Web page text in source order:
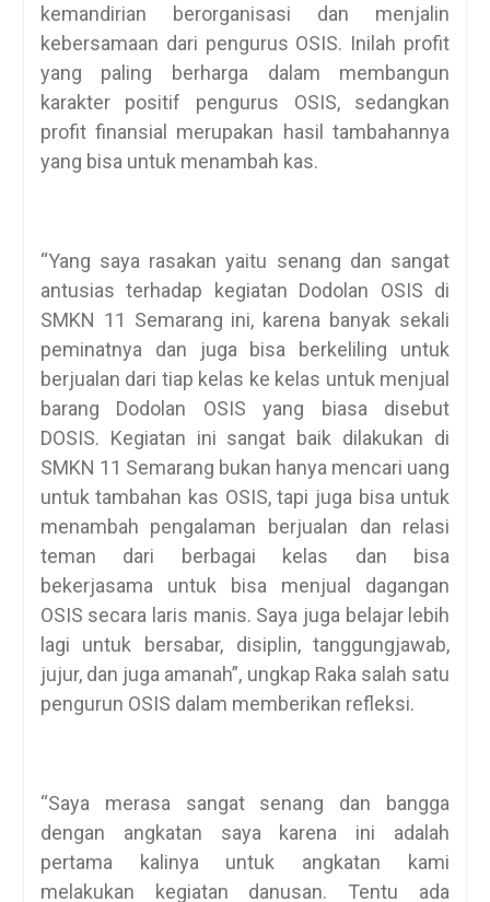
kemandirian berorganisasi dan menjalin
kebersamaan dari pengurus OSIS. Inilah profit
yang paling berharga dalam membangun
karakter positif pengurus OSIS, sedangkan
profit finansial merupakan hasil tambahannya
yang bisa untuk menambah kas.
“Yang saya rasakan yaitu senang dan sangat
antusias terhadap kegiatan Dodolan OSIS di
SMKN 11 Semarang ini, karena banyak sekali
peminatnya dan juga bisa berkeliling untuk
berjualan dari tiap kelas ke kelas untuk menjual
barang Dodolan OSIS yang biasa disebut
DOSIS. Kegiatan ini sangat baik dilakukan di
SMKN 11 Semarang bukan hanya mencari uang
untuk tambahan kas OSIS, tapi juga bisa untuk
menambah pengalaman berjualan dan relasi
teman dari berbagai kelas dan bisa
bekerjasama untuk bisa menjual dagangan
OSIS secara laris manis. Saya juga belajar lebih
lagi untuk bersabar, disiplin, tanggungjawab,
jujur, dan juga amanah”, ungkap Raka salah satu
pengurun OSIS dalam memberikan refleksi.
“Saya merasa sangat senang dan bangga
dengan angkatan saya karena ini adalah
pertama kalinya untuk angkatan kami
melakukan kegiatan danusan. Tentu ada